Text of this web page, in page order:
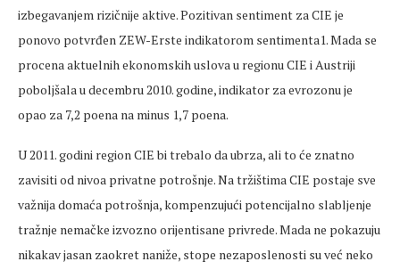
izbegavanjem rizičnije aktive. Pozitivan sentiment za CIE je
ponovo potvrđen ZEW-Erste indikatorom sentimenta1. Mada se
procena aktuelnih ekonomskih uslova u regionu CIE i Austriji
poboljšala u decembru 2010. godine, indikator za evrozonu je
opao za 7,2 poena na minus 1,7 poena.
U 2011. godini region CIE bi trebalo da ubrza, ali to će znatno
zavisiti od nivoa privatne potrošnje. Na tržištima CIE postaje sve
važnija domaća potrošnja, kompenzujući potencijalno slabljenje
tražnje nemačke izvozno orijentisane privrede. Mada ne pokazuju
nikakav jasan zaokret naniže, stope nezaposlenosti su već neko